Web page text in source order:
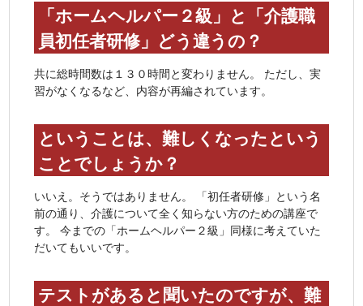
「ホームヘルパー２級」と「介護職
員初任者研修」どう違うの？
共に総時間数は１３０時間と変わりません。 ただし、実
習がなくなるなど、内容が再編されています。
ということは、難しくなったという
ことでしょうか？
いいえ。そうではありません。 「初任者研修」という名
前の通り、介護について全く知らない方のための講座で
す。 今までの「ホームヘルパー２級」同様に考えていた
だいてもいいです。
テストがあると聞いたのですが、難